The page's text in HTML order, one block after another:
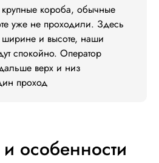
короба, обычные
уже не проходили. Здесь
и высоте, наши
спокойно. Оператор
верх и низ
проход
особенности